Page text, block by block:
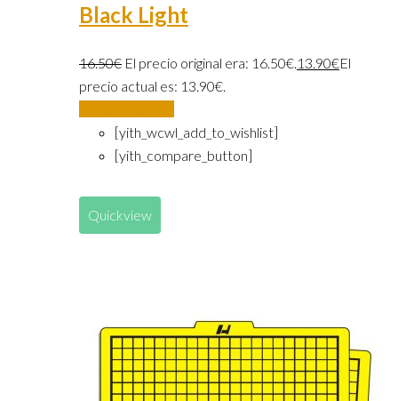
Black Light
16.50€ El precio original era: 16.50€. 13.90€El
precio actual es: 13.90€.
[yith_wcwl_add_to_wishlist]
[yith_compare_button]
Quickview